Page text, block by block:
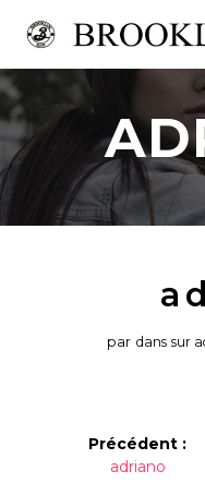
par dans sur
Précédent :
Article
adriano